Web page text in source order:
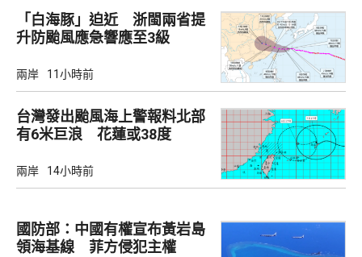
「白海豚」迫近 浙閩兩省提
升防颱風應急響應至3級
兩岸 11小時前
台灣發出颱風海上警報料北部
有6米巨浪 花蓮或38度
兩岸 14小時前
國防部：中國有權宣布黃岩島
領海基線 菲方侵犯主權